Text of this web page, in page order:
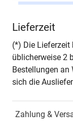
Seiten
Jahr
Fachdisziplin
Lieferzeit
(*) Die
üblicherweise 2
Bestellungen an
sich die
Zahlung &